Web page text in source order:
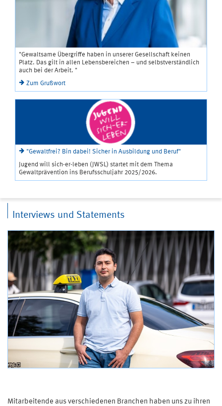
"Gewaltsame Übergriffe haben in unserer Gesellschaft keinen
Platz. Das gilt in allen Lebensbereichen – und selbstverständlich
auch bei der Arbeit. "
Zum Grußwort
"Gewaltfrei? Bin dabei! Sicher in Ausbildung und Beruf"
Jugend will sich-er-leben (JWSL) startet mit dem Thema
Gewaltprävention ins Berufsschuljahr 2025/2026.
Interviews und Statements
Mitarbeitende aus verschiedenen Branchen haben uns zu ihren